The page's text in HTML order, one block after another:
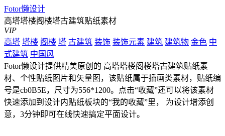
Fotor懒设计
高塔塔楼阁楼塔古建筑贴纸素材
VIP
高塔 塔楼 阁楼 塔 古建筑 装饰 装饰元素 建筑 建筑物 金色 中
式建筑 中国风
Fotor懒设计提供精美原创的 高塔塔楼阁楼塔古建筑贴纸素
材、个性贴纸图片和矢量图，该贴纸属于插画类素材，贴纸编
号是cb0B5E，尺寸为556*1200。点击“收藏”还可以将该素材
快速添加到设计内贴纸板块的“我的收藏”里， 为设计增添创
意，3分钟即可在线快速搞定平面设计。